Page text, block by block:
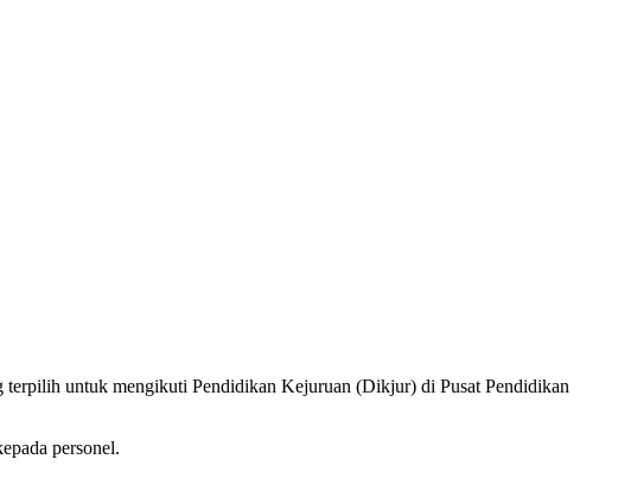
untuk mengikuti Pendidikan Kejuruan (Dikjur) di Pusat Pendidikan
personel.